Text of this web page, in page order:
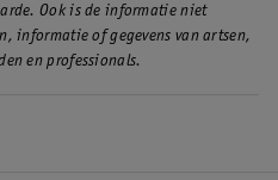
Ook is de informatie niet
informatie of gegevens van artsen,
en professionals.